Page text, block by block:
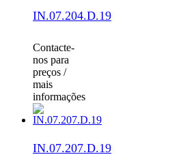
IN.07.204.D.19
Contacte-
nos para
preços /
mais
informações
IN.07.207.D.19